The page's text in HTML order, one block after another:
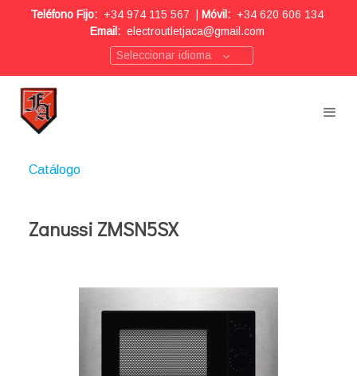
Teléfono Fijo: +34 974 115 567 Móvil: +34 620 606 134
Email: electroutletjaca@gmail.com
Seleccionar idioma
Catálogo
Zanussi ZMSN5SX